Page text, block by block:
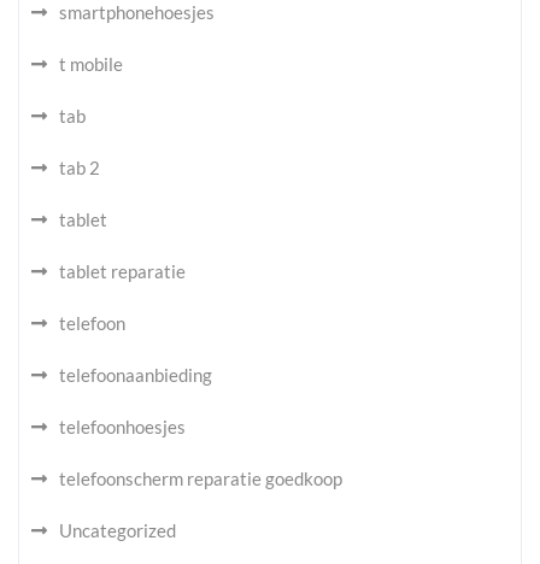
smartphonehoesjes
t mobile
tab
tab 2
tablet
tablet reparatie
telefoon
telefoonaanbieding
telefoonhoesjes
telefoonscherm reparatie goedkoop
Uncategorized